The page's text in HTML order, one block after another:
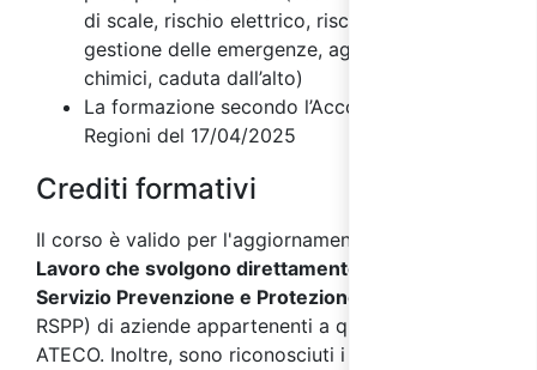
di scale, rischio elettrico, rischio incendio e
gestione delle emergenze, agenti fisici, agenti
chimici, caduta dall’alto)
La formazione secondo l’Accordo Stato
Regioni del 17/04/2025
Crediti formativi
Il corso è valido per l'aggiornamento dei
Lavoro che svolgono direttamente i compiti del
Servizio Prevenzione e Protezione di aziende
RSPP) di aziende appartenenti a qualsiasi codice
ATECO. Inoltre, sono riconosciuti i crediti formativi